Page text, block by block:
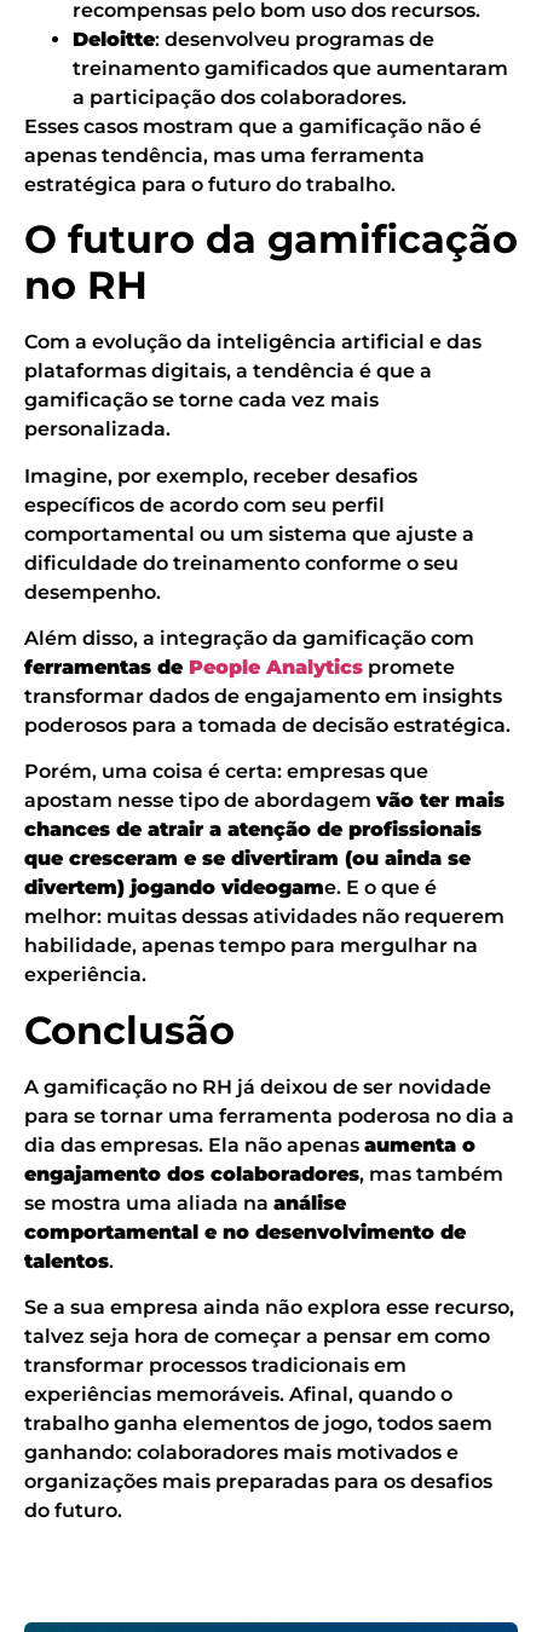
recompensas pelo bom uso dos recursos.
Deloitte: desenvolveu programas de
treinamento gamificados que aumentaram
a participação dos colaboradores.
Esses casos mostram que a gamificação não é
apenas tendência, mas uma ferramenta
estratégica para o futuro do trabalho.
O futuro da gamificação
no RH
Com a evolução da inteligência artificial e das
plataformas digitais, a tendência é que a
gamificação se torne cada vez mais
personalizada.
Imagine, por exemplo, receber desafios
específicos de acordo com seu perfil
comportamental ou um sistema que ajuste a
dificuldade do treinamento conforme o seu
desempenho.
Além disso, a integração da gamificação com
ferramentas de People Analytics promete
transformar dados de engajamento em insights
poderosos para a tomada de decisão estratégica.
Porém, uma coisa é certa: empresas que
apostam nesse tipo de abordagem vão ter mais
chances de atrair a atenção de profissionais
que cresceram e se divertiram (ou ainda se
divertem) jogando videogame. E o que é
melhor: muitas dessas atividades não requerem
habilidade, apenas tempo para mergulhar na
experiência.
Conclusão
A gamificação no RH já deixou de ser novidade
para se tornar uma ferramenta poderosa no dia a
dia das empresas. Ela não apenas aumenta o
engajamento dos colaboradores, mas também
se mostra uma aliada na análise
comportamental e no desenvolvimento de
talentos.
Se a sua empresa ainda não explora esse recurso,
talvez seja hora de começar a pensar em como
transformar processos tradicionais em
experiências memoráveis. Afinal, quando o
trabalho ganha elementos de jogo, todos saem
ganhando: colaboradores mais motivados e
organizações mais preparadas para os desafios
do futuro.